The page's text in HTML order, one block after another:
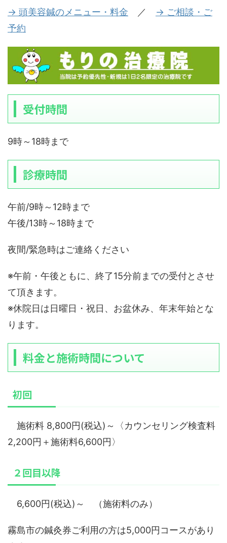
→ 頭美容鍼のメニュー・料金 ／ → ご相談・ご
予約
受付時間
9時～18時まで
診療時間
午前/9時～12時まで
午後/13時～18時まで
夜間/緊急時はご連絡ください
※午前・午後ともに、終了15分前までの受付とさせ
て頂きます。
※休院日は日曜日・祝日、お盆休み、年末年始とな
ります。
料金と施術時間について
初回
施術料 8,800円(税込)～〈カウンセリング検査料
2,200円＋施術料6,600円〉
２回目以降
6,600円(税込)～ （施術料のみ）
霧島市の鍼灸券ご利用の方は5,000円コースがあり